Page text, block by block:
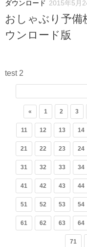
ダウンロード 2015年5月
おしゃぶり予備
ウンロード版
test 2
« 1 2 3
11 12 13 14
21 22 23 24
31 32 33 34
41 42 43 44
51 52 53 54
61 62 63 64
71